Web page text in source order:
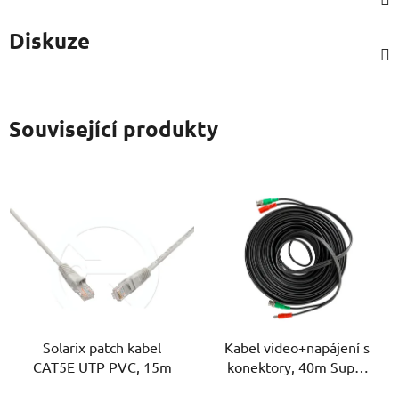
Diskuze
Související produkty
Solarix patch kabel
CAT5E UTP PVC, 15m
Kabel video+napájení s
konektory, 40m Super